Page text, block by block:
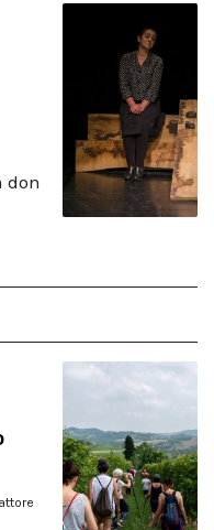
don